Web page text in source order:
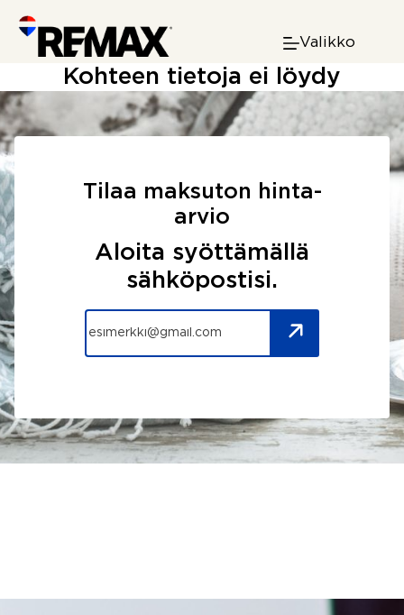
content
Valikko
Kohteen tietoja ei löydy
Tilaa maksuton hinta-
arvio
Aloita syöttämällä
sähköpostisi.